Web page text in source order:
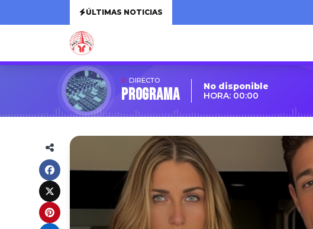
ÚLTIMAS NOTICIAS
DIRECTO
Programa
No disponible
HORA: 00:00